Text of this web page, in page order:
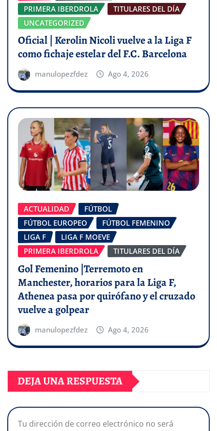
PRIMERA IBERDROLA
TITULARES DEL DÍA
UNCATEGORIZED
Oficial | Kerolin Nicoli vuelve a la Liga F
como fichaje estelar del F.C. Barcelona
manulopezfdez Ago 4, 2026
ACTUALIDAD
FÚTBOL
FÚTBOL EUROPEO
FÚTBOL FEMENINO
LIGA F
LIGA F MOEVE
PRIMERA IBERDROLA
TITULARES DEL DÍA
Gol Femenino |Terremoto en
Manchester, horarios para la Liga F,
Athenea pasa por quirófano y el cruzado
vuelve a golpear
manulopezfdez Ago 4, 2026
DEJA UNA RESPUESTA
Tu dirección de correo electrónico no será